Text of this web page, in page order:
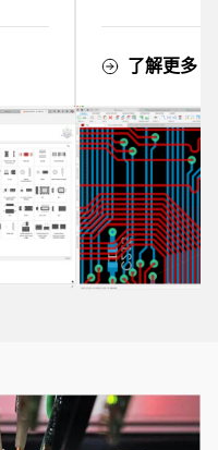
了解更多